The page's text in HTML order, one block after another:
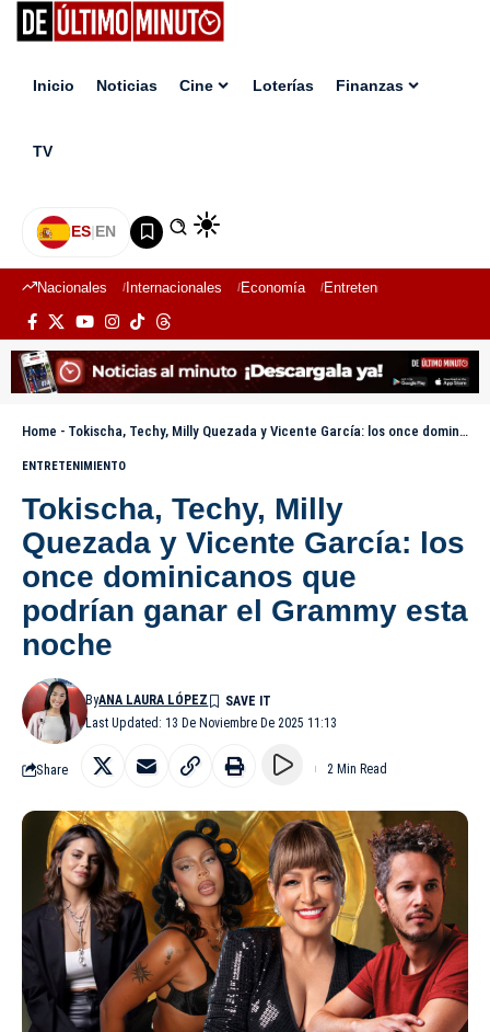
Inicio Noticias Cine Loterías Finanzas
TV
ES|EN
Nacionales Internacionales Economía Entretenimiento
Home - Tokischa, Techy, Milly Quezada y Vicente García: los once dominicanos que podrían ganar el Grammy esta noche
ENTRETENIMIENTO
Tokischa, Techy, Milly
Quezada y Vicente García: los
once dominicanos que
podrían ganar el Grammy esta
noche
Last Updated: 13 De Noviembre De 2025 11:13
ByANA LAURA LÓPEZ
Share 2 Min Read